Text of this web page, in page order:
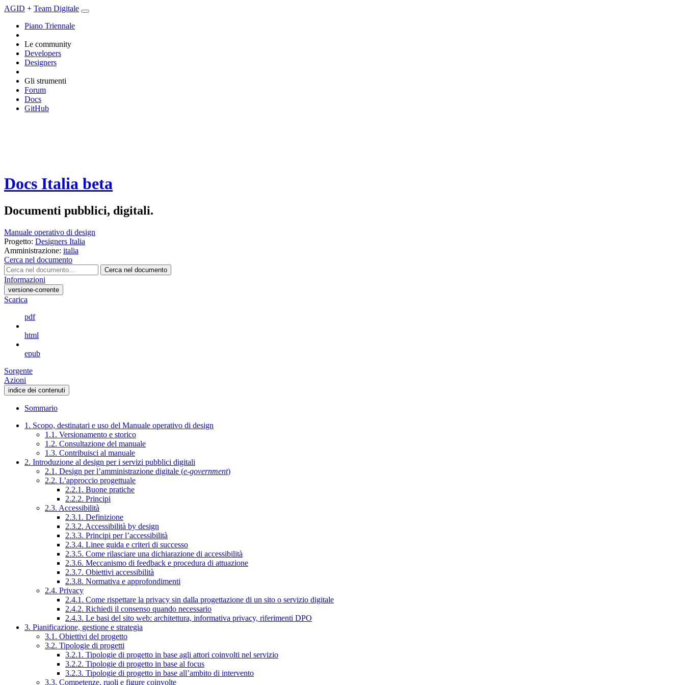
AGID + Team Digitale
Piano Triennale
Le community
Developers
Designers
Gli strumenti
Forum
Docs
GitHub
Docs Italia beta
Documenti pubblici, digitali.
Manuale operativo di design
Progetto: Designers Italia
Amministrazione: italia
Cerca nel documento
Cerca nel documento
Informazioni
versione-corrente
Scarica
pdf
html
epub
Sorgente
Azioni
indice dei contenuti
Sommario
1. Scopo, destinatari e uso del Manuale operativo di design
1.1. Versionamento e storico
1.2. Consultazione del manuale
1.3. Contribuisci al manuale
2. Introduzione al design per i servizi pubblici digitali
2.1. Design per l’amministrazione digitale (e-government)
2.2. L’approccio progettuale
2.2.1. Buone pratiche
2.2.2. Principi
2.3. Accessibilità
2.3.1. Definizione
2.3.2. Accessibilità by design
2.3.3. Principi per l’accessibilità
2.3.4. Linee guida e criteri di successo
2.3.5. Come rilasciare una dichiarazione di accessibilità
2.3.6. Meccanismo di feedback e procedura di attuazione
2.3.7. Obiettivi accessibilità
2.3.8. Normativa e approfondimenti
2.4. Privacy
2.4.1. Come rispettare la privacy sin dalla progettazione di un sito o servizio digitale
2.4.2. Richiedi il consenso quando necessario
2.4.3. Le basi del sito web: architettura, informativa privacy, riferimenti DPO
3. Pianificazione, gestione e strategia
3.1. Obiettivi del progetto
3.2. Tipologie di progetti
3.2.1. Tipologie di progetto in base agli attori coinvolti nel servizio
3.2.2. Tipologie di progetto in base al focus
3.2.3. Tipologie di progetto in base all’ambito di intervento
3.3. Competenze, ruoli e figure coinvolte